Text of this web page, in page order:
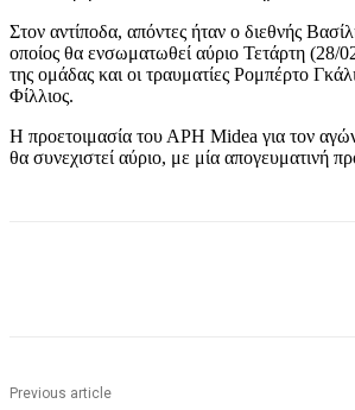
Στον αντίποδα, απόντες ήταν ο διεθνής
οποίος θα ενσωματωθεί αύριο Τετάρτη (28/
της ομάδας και οι τραυματίες Ρομπέρτο
Φίλλιος.
Η προετοιμασία του ΑΡΗ Midea για τον
θα συνεχιστεί αύριο, με μία απογευματινή
Previous article